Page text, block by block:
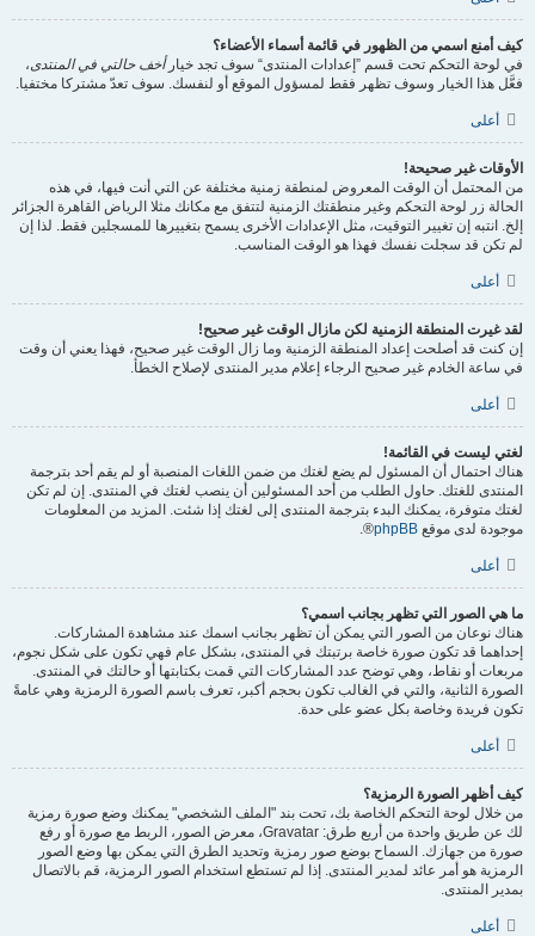
كيف أمنع اسمي من الظهور في قائمة أسماء الأعضاء؟
في لوحة التحكم تحت قسم ”إعدادات المنتدى“ سوف تجد خيارأخف حالتي في المنتدى،
فعَّل هذا الخيار وسوف تظهر فقط لمسؤول الموقع أو لنفسك. سوف تعدّ مشتركا مختفيا.
أعلى
الأوقات غير صحيحة!
من المحتمل أن الوقت المعروض لمنطقة زمنية مختلفة عن التي أنت فيها، في هذه
الحالة زر لوحة التحكم وغير منطقتك الزمنية لتتفق مع مكانك مثلا الرياض القاهرة الجزائر
إلخ. انتبه إن تغيير التوقيت، مثل الإعدادات الأخرى يسمح بتغييرها للمسجلين فقط. لذا إن
لم تكن قد سجلت نفسك فهذا هو الوقت المناسب.
أعلى
لقد غيرت المنطقة الزمنية لكن مازال الوقت غير صحيح!
إن كنت قد أصلحت إعداد المنطقة الزمنية وما زال الوقت غير صحيح، فهذا يعني أن وقت
في ساعة الخادم غير صحيح الرجاء إعلام مدير المنتدى لإصلاح الخطأ.
أعلى
لغتي ليست في القائمة!
هناك احتمال أن المسئول لم يضع لغتك من ضمن اللغات المنصبة أو لم يقم أحد بترجمة
المنتدى للغتك. حاول الطلب من أحد المسئولين أن ينصب لغتك في المنتدى. إن لم تكن
لغتك متوفرة، يمكنك البدء بترجمة المنتدى إلى لغتك إذا شئت. المزيد من المعلومات
موجودة لدى موقع phpBB
®.
أعلى
ما هي الصور التي تظهر بجانب اسمي؟
هناك نوعان من الصور التي يمكن أن تظهر بجانب اسمك عند مشاهدة المشاركات.
إحداهما قد تكون صورة خاصة برتبتك في المنتدى، بشكل عام فهي تكون على شكل نجوم،
مربعات أو نقاط، وهي توضح عدد المشاركات التي قمت بكتابتها أو حالتك في المنتدى.
الصورة الثانية، والتي في الغالب تكون بحجم أكبر، تعرف باسم الصورة الرمزية وهي عامةً
تكون فريدة وخاصة بكل عضو على حدة.
أعلى
كيف أظهر الصورة الرمزية؟
من خلال لوحة التحكم الخاصة بك، تحت بند "الملف الشخصي" يمكنك وضع صورة رمزية
لك عن طريق واحدة من أربع طرق: Gravatar، معرض الصور، الربط مع صورة أو رفع
صورة من جهازك. السماح بوضع صور رمزية وتحديد الطرق التي يمكن بها وضع الصور
الرمزية هو أمر عائد لمدير المنتدى. إذا لم تستطع استخدام الصور الرمزية، قم بالاتصال
بمدير المنتدى.
أعلى